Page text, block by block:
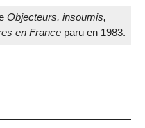
Objecteurs, insoumis,
en Franceparu en 1983.